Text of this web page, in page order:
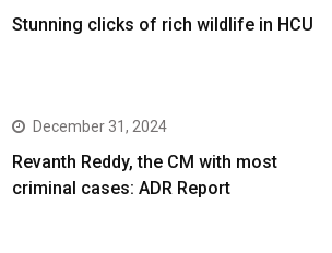
Stunning clicks of rich wildlife in HCU
December 31, 2024
Revanth Reddy, the CM with most
criminal cases: ADR Report